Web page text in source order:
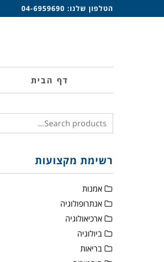
הטלפון שלנו: 04-6959690
דף הבית
רשימת מקצועות
אמנות
אנתרופולוגיה
ארכיאולוגיה
ביולוגיה
בריאות